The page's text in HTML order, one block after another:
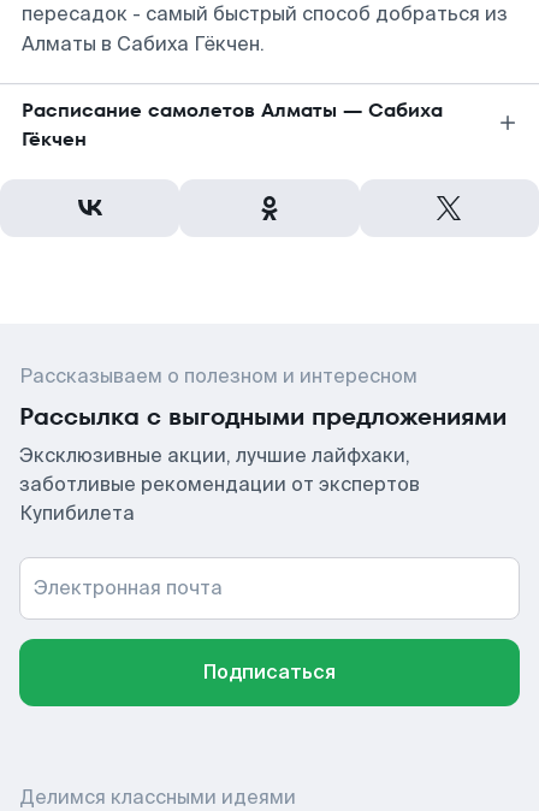
пересадок - самый быстрый способ добраться из
Алматы в Сабиха Гёкчен.
Расписание самолетов Алматы — Сабиха
Гёкчен
Рассказываем о полезном и интересном
Рассылка с выгодными предложениями
Эксклюзивные акции, лучшие лайфхаки,
заботливые рекомендации от экспертов
Купибилета
Электронная почта
Подписаться
Делимся классными идеями